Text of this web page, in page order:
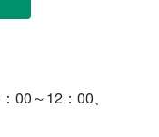
00～12：00、